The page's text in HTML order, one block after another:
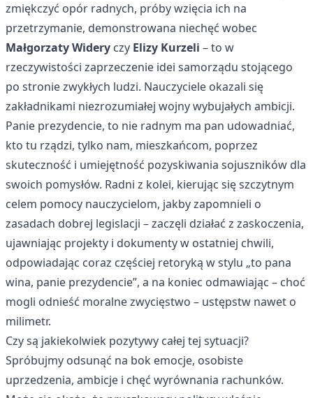
zmiękczyć opór radnych, próby wzięcia ich na
przetrzymanie, demonstrowana niechęć wobec
Małgorzaty Widery czy Elizy Kurzeli – to w
rzeczywistości zaprzeczenie idei samorządu stojącego
po stronie zwykłych ludzi. Nauczyciele okazali się
zakładnikami niezrozumiałej wojny wybujałych ambicji.
Panie prezydencie, to nie radnym ma pan udowadniać,
kto tu rządzi, tylko nam, mieszkańcom, poprzez
skuteczność i umiejętność pozyskiwania sojuszników dla
swoich pomysłów. Radni z kolei, kierując się szczytnym
celem pomocy nauczycielom, jakby zapomnieli o
zasadach dobrej legislacji – zaczęli działać z zaskoczenia,
ujawniając projekty i dokumenty w ostatniej chwili,
odpowiadając coraz częściej retoryką w stylu „to pana
wina, panie prezydencie”, a na koniec odmawiając – choć
mogli odnieść moralne zwycięstwo – ustępstw nawet o
milimetr.
Czy są jakiekolwiek pozytywy całej tej sytuacji?
Spróbujmy odsunąć na bok emocje, osobiste
uprzedzenia, ambicje i chęć wyrównania rachunków.